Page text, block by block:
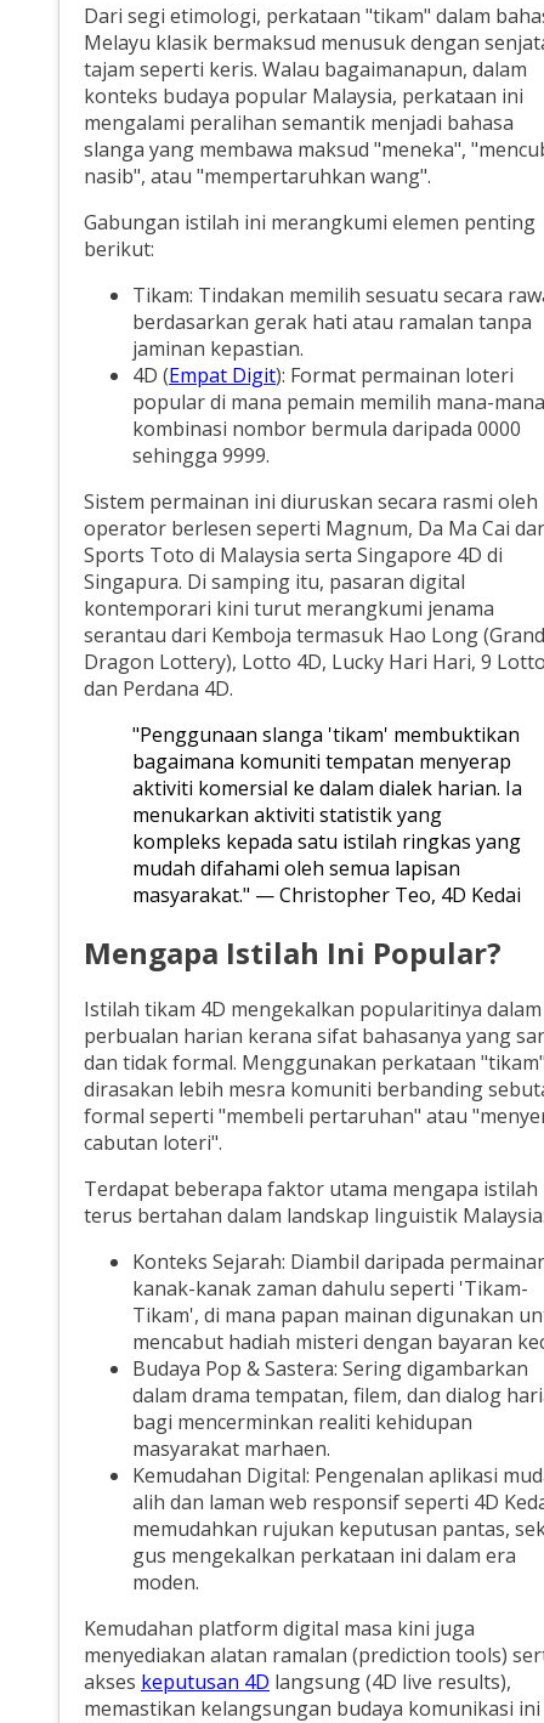
Dari segi etimologi, perkataan "tikam" dalam
Melayu klasik bermaksud menusuk dengan
tajam seperti keris. Walau bagaimanapun, dalam
konteks budaya popular Malaysia, perkataan ini
mengalami peralihan semantik menjadi bahasa
slanga yang membawa maksud "meneka",
nasib", atau "mempertaruhkan wang".
Gabungan istilah ini merangkumi elemen penting
berikut:
Tikam: Tindakan memilih sesuatu secara
berdasarkan gerak hati atau ramalan tanpa
jaminan kepastian.
4D (Empat Digit): Format permainan loteri
popular di mana pemain memilih mana-mana
kombinasi nombor bermula daripada 0000
sehingga 9999.
Sistem permainan ini diuruskan secara rasmi oleh
operator berlesen seperti Magnum, Da Ma Cai
Sports Toto di Malaysia serta Singapore 4D di
Singapura. Di samping itu, pasaran digital
kontemporari kini turut merangkumi jenama
serantau dari Kemboja termasuk Hao Long (Grand
Dragon Lottery), Lotto 4D, Lucky Hari Hari, 9
dan Perdana 4D.
"Penggunaan slanga 'tikam' membuktikan
bagaimana komuniti tempatan menyerap
aktiviti komersial ke dalam dialek harian. Ia
menukarkan aktiviti statistik yang
kompleks kepada satu istilah ringkas yang
mudah difahami oleh semua lapisan
masyarakat." — Christopher Teo, 4D Kedai
Mengapa Istilah Ini Popular?
Istilah tikam 4D mengekalkan popularitinya dalam
perbualan harian kerana sifat bahasanya yang
dan tidak formal. Menggunakan perkataan
dirasakan lebih mesra komuniti berbanding
formal seperti "membeli pertaruhan" atau
cabutan loteri".
Terdapat beberapa faktor utama mengapa istilah
terus bertahan dalam landskap linguistik
Konteks Sejarah: Diambil daripada
kanak-kanak zaman dahulu seperti 'Tikam-
Tikam', di mana papan mainan digunakan
mencabut hadiah misteri dengan bayaran
Budaya Pop & Sastera: Sering digambarkan
dalam drama tempatan, filem, dan dialog
bagi mencerminkan realiti kehidupan
masyarakat marhaen.
Kemudahan Digital: Pengenalan aplikasi
alih dan laman web responsif seperti 4D
memudahkan rujukan keputusan pantas,
gus mengekalkan perkataan ini dalam era
moden.
Kemudahan platform digital masa kini juga
menyediakan alatan ramalan (prediction tools)
akses keputusan 4D langsung (4D live results),
memastikan kelangsungan budaya komunikasi ini